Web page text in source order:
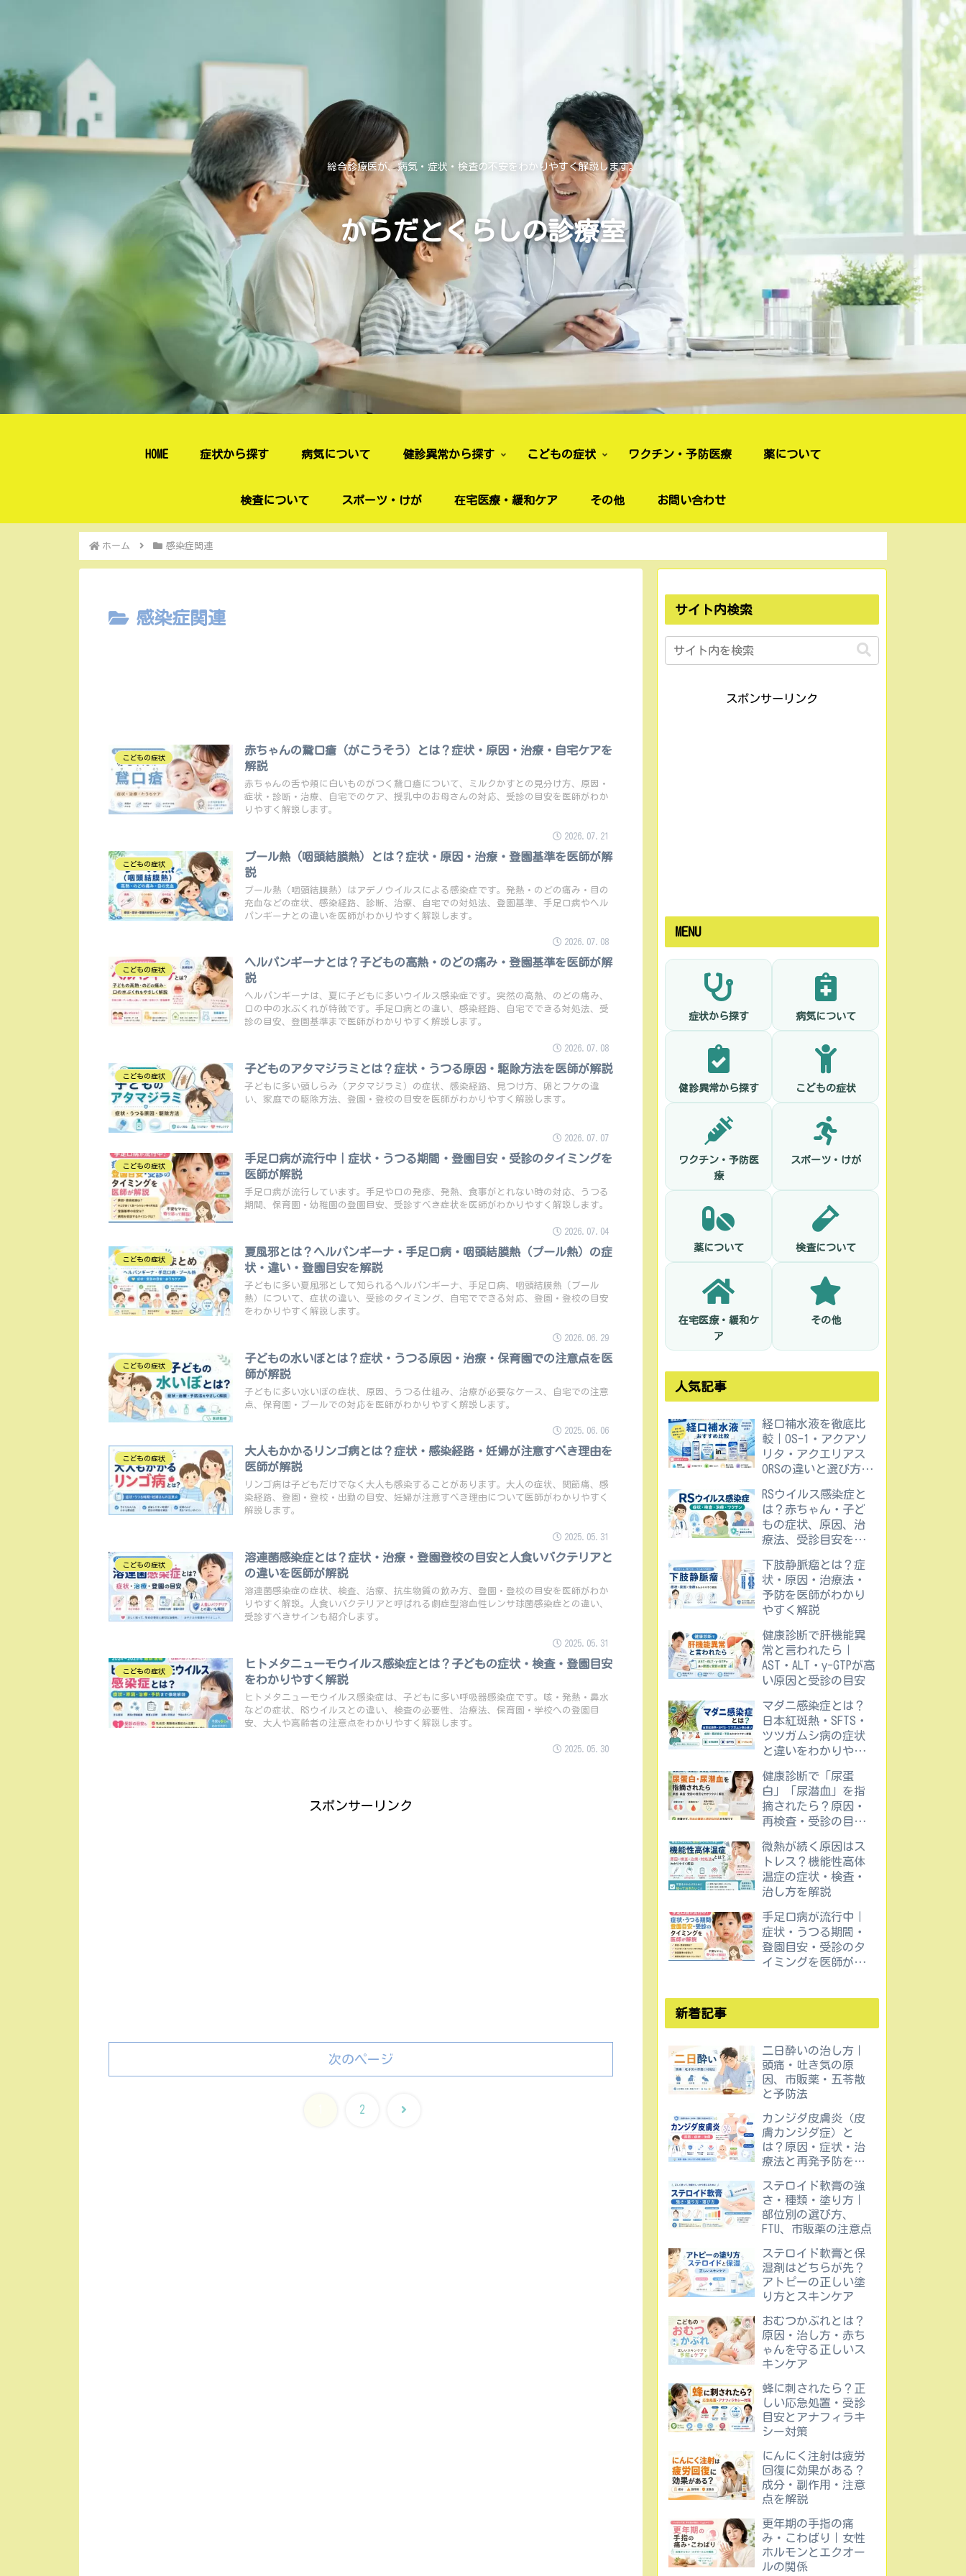
総合診療医が、病気・症状・検査の不安をわかりやすく解説します。
からだとくらしの診療室
HOME 症状から探す 病気について 健診異常から探す こどもの症状 ワクチン・予防医療 薬について
検査について スポーツ・けが 在宅医療・緩和ケア その他 お問い合わせ
ホーム 感染症関連
感染症関連
こどもの症状
赤ちゃんの鵞口瘡（がこうそう）とは？症状・原因・治療・自宅ケアを
解説
赤ちゃんの舌や頬に白いものがつく鵞口瘡について、ミルクかすとの見分け方、原因・
症状・診断・治療、自宅でのケア、授乳中のお母さんの対応、受診の目安を医師がわか
りやすく解説します。
2026.07.21
こどもの症状
プール熱（咽頭結膜熱）とは？症状・原因・治療・登園基準を医師が解
説
プール熱（咽頭結膜熱）はアデノウイルスによる感染症です。発熱・のどの痛み・目の
充血などの症状、感染経路、診断、治療、自宅での対処法、登園基準、手足口病やヘル
パンギーナとの違いを医師がわかりやすく解説します。
2026.07.08
こどもの症状
ヘルパンギーナとは？子どもの高熱・のどの痛み・登園基準を医師が解
説
ヘルパンギーナは、夏に子どもに多いウイルス感染症です。突然の高熱、のどの痛み、
口の中の水ぶくれが特徴です。手足口病との違い、感染経路、自宅でできる対処法、受
診の目安、登園基準まで医師がわかりやすく解説します。
2026.07.08
こどもの症状
子どものアタマジラミとは？症状・うつる原因・駆除方法を医師が解説
子どもに多い頭しらみ（アタマジラミ）の症状、感染経路、見つけ方、卵とフケの違
い、家庭での駆除方法、登園・登校の目安を医師がわかりやすく解説します。
2026.07.07
こどもの症状
手足口病が流行中｜症状・うつる期間・登園目安・受診のタイミングを
医師が解説
手足口病が流行しています。手足や口の発疹、発熱、食事がとれない時の対応、うつる
期間、保育園・幼稚園の登園目安、受診すべき症状を医師がわかりやすく解説します。
2026.07.04
こどもの症状
夏風邪とは？ヘルパンギーナ・手足口病・咽頭結膜熱（プール熱）の症
状・違い・登園目安を解説
子どもに多い夏風邪として知られるヘルパンギーナ、手足口病、咽頭結膜熱（プール
熱）について、症状の違い、受診のタイミング、自宅でできる対応、登園・登校の目安
をわかりやすく解説します。
2026.06.29
こどもの症状
子どもの水いぼとは？症状・うつる原因・治療・保育園での注意点を医
師が解説
子どもに多い水いぼの症状、原因、うつる仕組み、治療が必要なケース、自宅での注意
点、保育園・プールでの対応を医師がわかりやすく解説します。
2025.06.06
こどもの症状
大人もかかるリンゴ病とは？症状・感染経路・妊婦が注意すべき理由を
医師が解説
リンゴ病は子どもだけでなく大人も感染することがあります。大人の症状、関節痛、感
染経路、登園・登校・出勤の目安、妊婦が注意すべき理由について医師がわかりやすく
解説します。
2025.05.31
こどもの症状
溶連菌感染症とは？症状・治療・登園登校の目安と人食いバクテリアと
の違いを医師が解説
溶連菌感染症の症状、検査、治療、抗生物質の飲み方、登園・登校の目安を医師がわか
りやすく解説。人食いバクテリアと呼ばれる劇症型溶血性レンサ球菌感染症との違い、
受診すべきサインも紹介します。
2025.05.31
こどもの症状
ヒトメタニューモウイルス感染症とは？子どもの症状・検査・登園目安
をわかりやすく解説
ヒトメタニューモウイルス感染症は、子どもに多い呼吸器感染症です。咳・発熱・鼻水
などの症状、RSウイルスとの違い、検査の必要性、治療法、保育園・学校への登園目
安、大人や高齢者の注意点をわかりやすく解説します。
2025.05.30
スポンサーリンク
次のページ
2 次
サイト内検索
スポンサーリンク
MENU
症状から探す 病気について
健診異常から探す こどもの症状
ワクチン・予防医
療
スポーツ・けが
薬について 検査について
在宅医療・緩和ケ
ア
その他
人気記事
経口補水液を徹底比
較｜OS-1・アクアソ
リタ・アクエリアス
ORSの違いと選び方を
RSウイルス感染症と
は？赤ちゃん・子ど
もの症状、原因、治
療法、受診目安を医
下肢静脈瘤とは？症
状・原因・治療法・
予防を医師がわかり
やすく解説
健康診断で肝機能異
常と言われたら｜
AST・ALT・γ-GTPが高
い原因と受診の目安
マダニ感染症とは？
日本紅斑熱・SFTS・
ツツガムシ病の症状
と違いをわかりやす
健康診断で「尿蛋
白」「尿潜血」を指
摘されたら？原因・
再検査・受診の目安
微熱が続く原因はス
トレス？機能性高体
温症の症状・検査・
治し方を解説
手足口病が流行中｜
症状・うつる期間・
登園目安・受診のタ
イミングを医師が解
新着記事
二日酔いの治し方｜
頭痛・吐き気の原
因、市販薬・五苓散
と予防法
カンジダ皮膚炎（皮
膚カンジダ症）と
は？原因・症状・治
療法と再発予防を医
ステロイド軟膏の強
さ・種類・塗り方｜
部位別の選び方、
FTU、市販薬の注意点
ステロイド軟膏と保
湿剤はどちらが先？
アトピーの正しい塗
り方とスキンケア
おむつかぶれとは？
原因・治し方・赤ち
ゃんを守る正しいス
キンケア
蜂に刺されたら？正
しい応急処置・受診
目安とアナフィラキ
シー対策
にんにく注射は疲労
回復に効果がある？
成分・副作用・注意
点を解説
更年期の手指の痛
み・こわばり｜女性
ホルモンとエクオー
ルの関係